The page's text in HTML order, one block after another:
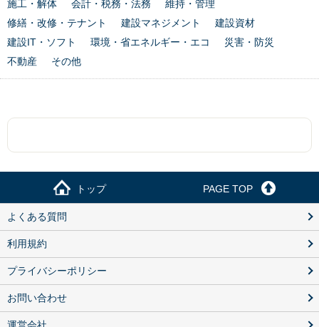
施工・解体
会計・税務・法務
維持・管理
修繕・改修・テナント
建設マネジメント
建設資材
建設IT・ソフト
環境・省エネルギー・エコ
災害・防災
不動産
その他
トップ PAGE TOP
よくある質問
利用規約
プライバシーポリシー
お問い合わせ
運営会社